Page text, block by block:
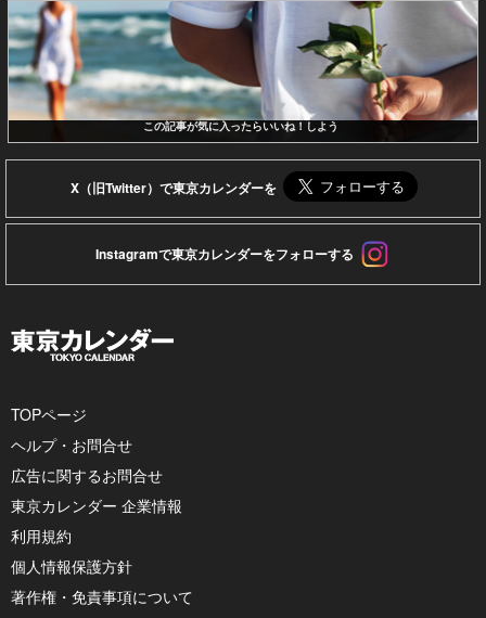
この記事が気に入ったらいいね！しよう
X（旧Twitter）で東京カレンダーを
Instagramで東京カレンダーをフォローする
TOPページ
ヘルプ・お問合せ
広告に関するお問合せ
東京カレンダー 企業情報
利用規約
個人情報保護方針
著作権・免責事項について